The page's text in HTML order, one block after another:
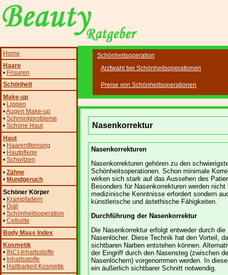
Schönheitsoperation
Arztwahl bei Schönheitsoperationen
Preise von Schönheitsoperationen
Nasenkorrektur
Nasenkorrekturen
Nasenkorrekturen gehören zu den
Schönheitsoperationen. Schon minimale
wirken sich stark auf das Aussehen des
Besonders für Nasenkorrekturen werden nicht
medizinische Kenntnisse erfordert sondern
künstlerische und ästethische Fähigkeiten.
Durchführung der Nasenkorrektur
Die Nasenkorrektur erfolgt entweder durch die
Nasenlöcher. Diese Technik hat den Vorteil,
sichtbaren Narben entstehen können.
der Eingriff durch den Nasensteg (zwischen
Nasenlöchern) vorgenommen werden. In
ein äußerlich sichtbarer Schnitt notwendig.
Home
Haare
• Frisuren
Schönheit
Make-up
• Lippen
•Augen Make-up
• Schminkprobleme
• Schöne Haut
Haut
• Haarentfernung
• Hautpflege
• Schwitzen
• Zähne
• Mundgeruch
Schöner Körper
• Krampfadern
• Diät
• Schönheitsoperation
• Cellulite
Body Mass Index
Kosmetik
• INCI-Inhaltsstoffe
• Inhaltsstoffe
• Haltbarkeit Kosmetik